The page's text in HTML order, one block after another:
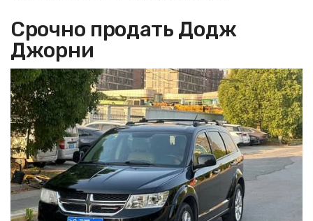
Срочно продать Додж
Джорни